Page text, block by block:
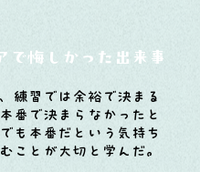
で悔しかった出来事と
練習では余裕で決まる
番で決まらなかったと
も本番だという気持ち
ことが大切と学んだ。